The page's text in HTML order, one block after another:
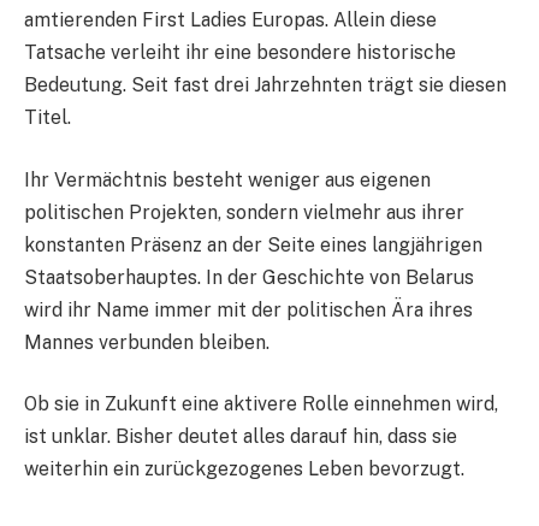
amtierenden First Ladies Europas. Allein diese
Tatsache verleiht ihr eine besondere historische
Bedeutung. Seit fast drei Jahrzehnten trägt sie diesen
Titel.
Ihr Vermächtnis besteht weniger aus eigenen
politischen Projekten, sondern vielmehr aus ihrer
konstanten Präsenz an der Seite eines langjährigen
Staatsoberhauptes. In der Geschichte von Belarus
wird ihr Name immer mit der politischen Ära ihres
Mannes verbunden bleiben.
Ob sie in Zukunft eine aktivere Rolle einnehmen wird,
ist unklar. Bisher deutet alles darauf hin, dass sie
weiterhin ein zurückgezogenes Leben bevorzugt.